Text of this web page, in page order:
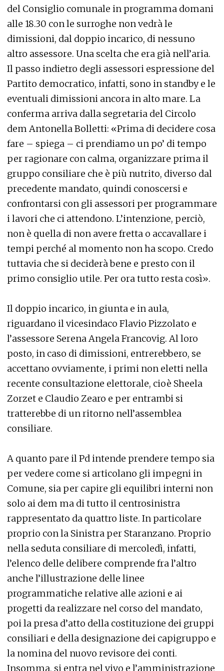
del Consiglio comunale in programma domani
alle 18.30 con le surroghe non vedrà le
dimissioni, dal doppio incarico, di nessuno
altro assessore. Una scelta che era già nell’aria.
Il passo indietro degli assessori espressione del
Partito democratico, infatti, sono in standby e le
eventuali dimissioni ancora in alto mare. La
conferma arriva dalla segretaria del Circolo
dem Antonella Bolletti: «Prima di decidere cosa
fare – spiega – ci prendiamo un po’ di tempo
per ragionare con calma, organizzare prima il
gruppo consiliare che è più nutrito, diverso dal
precedente mandato, quindi conoscersi e
confrontarsi con gli assessori per programmare
i lavori che ci attendono. L’intenzione, perciò,
non è quella di non avere fretta o accavallare i
tempi perché al momento non ha scopo. Credo
tuttavia che si deciderà bene e presto con il
primo consiglio utile. Per ora tutto resta così».
Il doppio incarico, in giunta e in aula,
riguardano il vicesindaco Flavio Pizzolato e
l’assessore Serena Angela Francovig. Al loro
posto, in caso di dimissioni, entrerebbero, se
accettano ovviamente, i primi non eletti nella
recente consultazione elettorale, cioè Sheela
Zorzet e Claudio Zearo e per entrambi si
tratterebbe di un ritorno nell’assemblea
consiliare.
A quanto pare il Pd intende prendere tempo sia
per vedere come si articolano gli impegni in
Comune, sia per capire gli equilibri interni non
solo ai dem ma di tutto il centrosinistra
rappresentato da quattro liste. In particolare
proprio con la Sinistra per Staranzano. Proprio
nella seduta consiliare di mercoledì, infatti,
l’elenco delle delibere comprende fra l’altro
anche l’illustrazione delle linee
programmatiche relative alle azioni e ai
progetti da realizzare nel corso del mandato,
poi la presa d’atto della costituzione dei gruppi
consiliari e della designazione dei capigruppo e
la nomina del nuovo revisore dei conti.
Insomma, si entra nel vivo e l’amministrazione